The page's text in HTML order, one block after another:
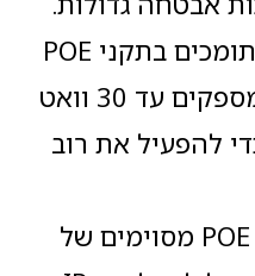
מתגים אלה תומכים בתקני POE
802.3af ו-802.3at, המספקים עד 30 וואט
להפעיל את רוב
מתגי POE מסוימים של